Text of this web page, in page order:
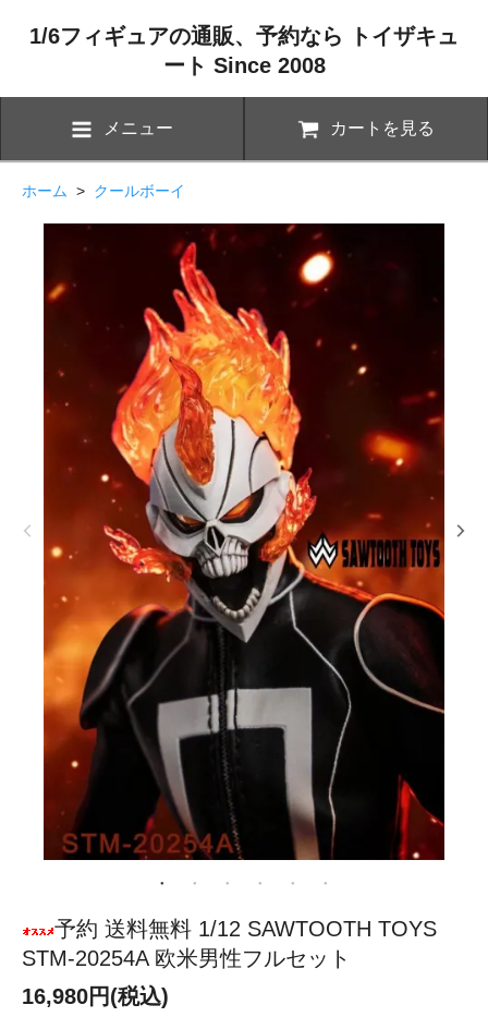
1/6フィギュアの通販、予約なら トイザキュ
ート Since 2008
メニュー カートを見る
ホーム > クールボーイ
予約 送料無料 1/12 SAWTOOTH TOYS
STM-20254A 欧米男性フルセット
16,980円(税込)